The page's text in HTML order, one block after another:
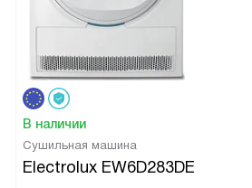
В наличии
Сушильная машина
Electrolux EW6D283DE